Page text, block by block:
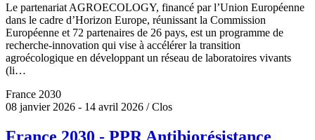
Le partenariat AGROECOLOGY, financé par l’Union Européenne
dans le cadre d’Horizon Europe, réunissant la Commission
Européenne et 72 partenaires de 26 pays, est un programme de
recherche-innovation qui vise à accélérer la transition
agroécologique en développant un réseau de laboratoires vivants
(li…
France 2030
08 janvier 2026 - 14 avril 2026 / Clos
France 2030 - PPR Antibiorésistance